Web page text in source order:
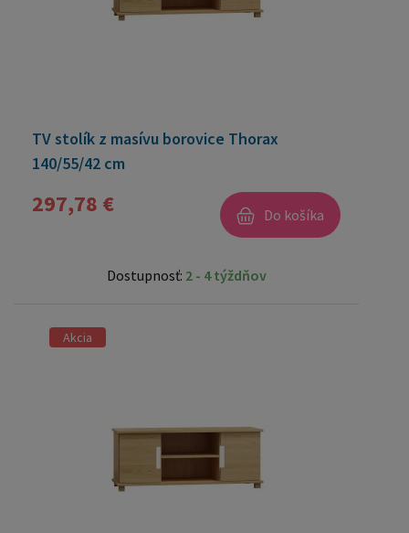
TV stolík z masívu borovice Thorax
140/55/42 cm
297,78 € Do košíka
Dostupnosť: 2 - 4 týždňov
Akcia